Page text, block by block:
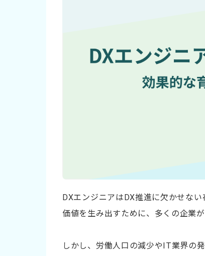
DXエンジニアはDX推進に欠かせな
価値を生み出すために、多くの企業が
しかし、労働人口の減少やIT業界の